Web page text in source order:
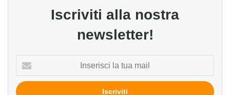
Iscriviti alla nostra
newsletter!
tua
mail